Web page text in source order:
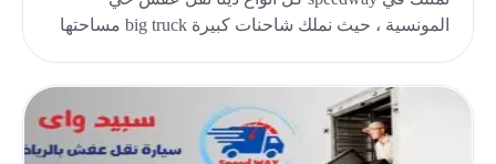
المونسية ، حيث نملك شاحنات كبيرة big truck مساحتها